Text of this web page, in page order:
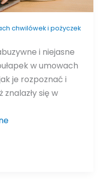
chwilówek i pożyczek
i niejasne
w umowach
je rozpoznać i
się w